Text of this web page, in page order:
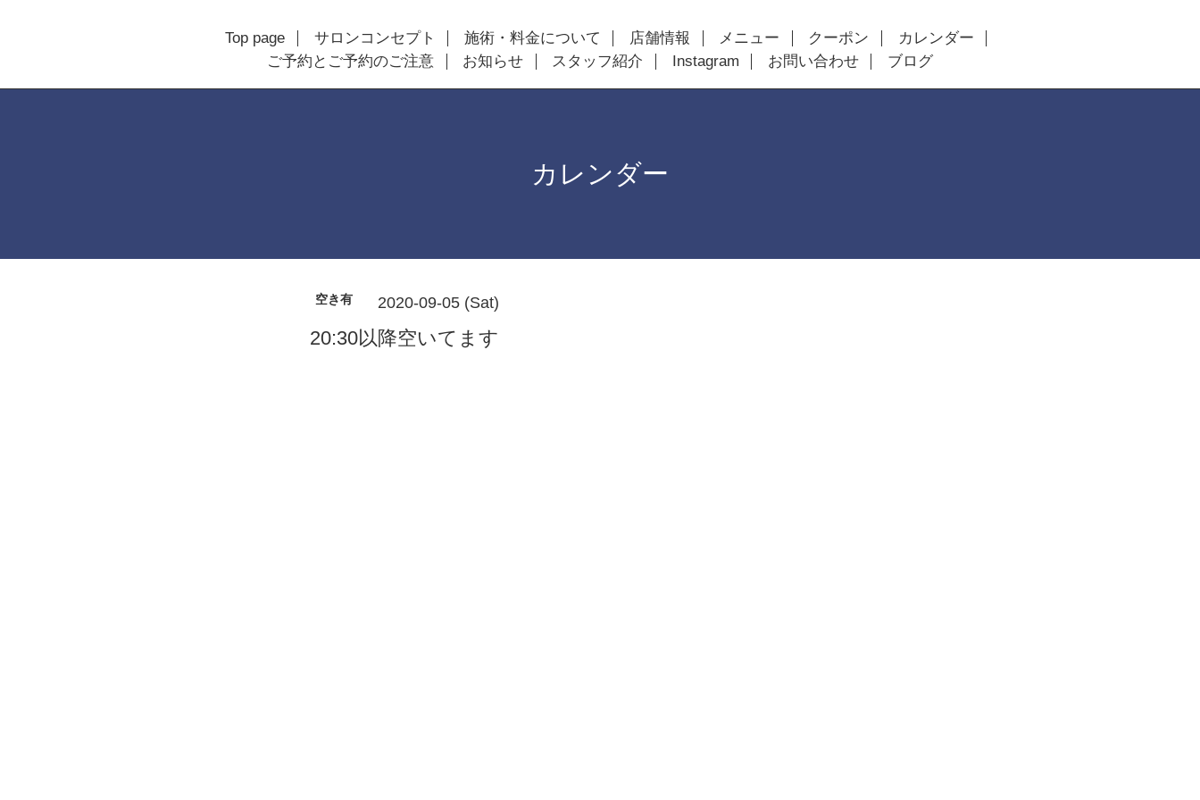
Top page サロンコンセプト 施術・料金について 店舗情報 メニュー クーポン
カレンダー
ご予約とご予約のご注意
お知らせ スタッフ紹介 Instagram お問い合わせ ブログ
カレンダー
空き有 2020-09-05 (Sat)
20:30以降空いてます